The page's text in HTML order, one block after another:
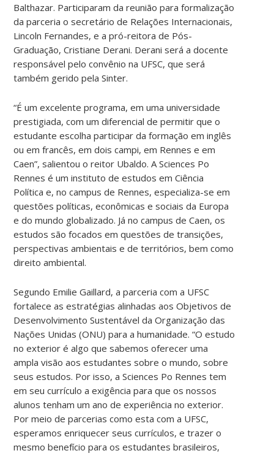
Balthazar. Participaram da reunião para formalização
da parceria o secretário de Relações Internacionais,
Lincoln Fernandes, e a pró-reitora de Pós-
Graduação, Cristiane Derani. Derani será a docente
responsável pelo convênio na UFSC, que será
também gerido pela Sinter.
“É um excelente programa, em uma universidade
prestigiada, com um diferencial de permitir que o
estudante escolha participar da formação em inglês
ou em francês, em dois campi, em Rennes e em
Caen”, salientou o reitor Ubaldo. A Sciences Po
Rennes é um instituto de estudos em Ciência
Política e, no campus de Rennes, especializa-se em
questões políticas, econômicas e sociais da Europa
e do mundo globalizado. Já no campus de Caen, os
estudos são focados em questões de transições,
perspectivas ambientais e de territórios, bem como
direito ambiental.
Segundo Emilie Gaillard, a parceria com a UFSC
fortalece as estratégias alinhadas aos Objetivos de
Desenvolvimento Sustentável da Organização das
Nações Unidas (ONU) para a humanidade. “O estudo
no exterior é algo que sabemos oferecer uma
ampla visão aos estudantes sobre o mundo, sobre
seus estudos. Por isso, a Sciences Po Rennes tem
em seu currículo a exigência para que os nossos
alunos tenham um ano de experiência no exterior.
Por meio de parcerias como esta com a UFSC,
esperamos enriquecer seus currículos, e trazer o
mesmo benefício para os estudantes brasileiros,